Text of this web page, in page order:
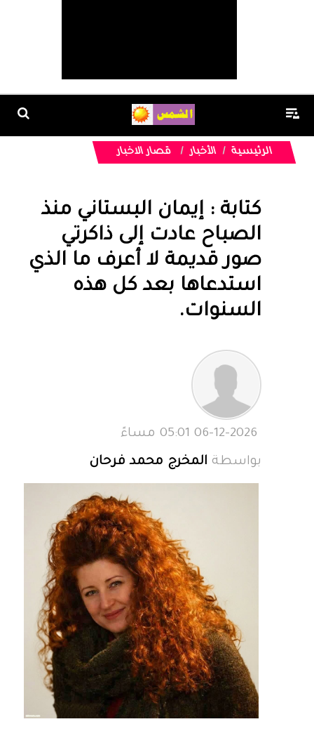
الرئيسية الأخبار قصار الاخبار
كتابة : إيمان البستاني منذ
الصباح عادت إلى ذاكرتي
صور قديمة لا أعرف ما الذي
استدعاها بعد كل هذه
السنوات.
بواسطة المخرج محمد فرحان